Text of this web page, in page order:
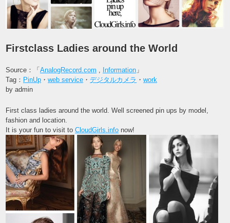
Firstclass Ladies around the World
Source：「AnalogRecord.com , Information 」
Tag： PinUp ・web service ・デジタルカメラ ・work
by admin
First class ladies around the world. Well screened pin ups by model,
fashion and location.
It is your fun to visit toCloudGirls.info now!